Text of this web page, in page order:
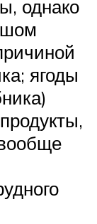
однако
ягоды